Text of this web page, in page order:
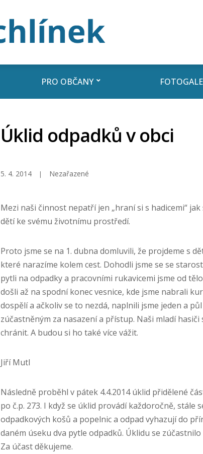
PRO OBČANY
Úklid odpadků v obci
5. 4. 2014 Nezařazené
Mezi naši činnost nepatří jen „hraní si s hadicemi“
dětí ke svému životnímu prostředí.
Proto jsme se na 1. dubna domluvili, že projdeme s
které narazíme kolem cest. Dohodli jsme se se
pytli na odpadky a pracovními rukavicemi jsme od
došli až na spodní konec vesnice, kde jsme nabrali
dospělí a ačkoliv se to nezdá, naplnili jsme jeden a
zúčastněným za nasazení a přístup. Naši mladí
chránit. A budou si ho také více vážit.
Jiří Mutl
Následně proběhl v pátek 4.4.2014 úklid přidělené
po č.p. 273. I když se úklid provádí každoročně, stále
odpadkových košů a popelnic a odpad vyhazují do
daném úseku dva pytle odpadků. Úklidu se
Za účast děkujeme.